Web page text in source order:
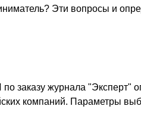
Эти вопросы и
по заказу журнала "Эксперт"
компаний. Параметры